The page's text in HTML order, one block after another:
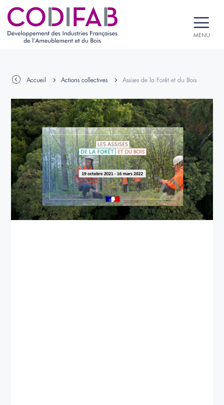
MENU
Accueil Actions collectives Assises de la Forêt et du Bois